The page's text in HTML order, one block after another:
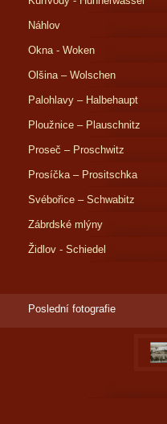
Náhlov
Okna - Woken
Olšina – Wolschen
Palohlavy – Halbehaupt
Ploužnice – Plauschnitz
Proseč – Proschwitz
Prosíčka – Prositschka
Svébořice – Schwabitz
Zábrdské mlýny
Židlov - Schiedel
Poslední fotografie